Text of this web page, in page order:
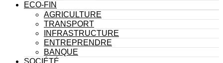
ECO-FIN
AGRICULTURE
TRANSPORT
INFRASTRUCTURE
ENTREPRENDRE
BANQUE
SOCIÉTÉ